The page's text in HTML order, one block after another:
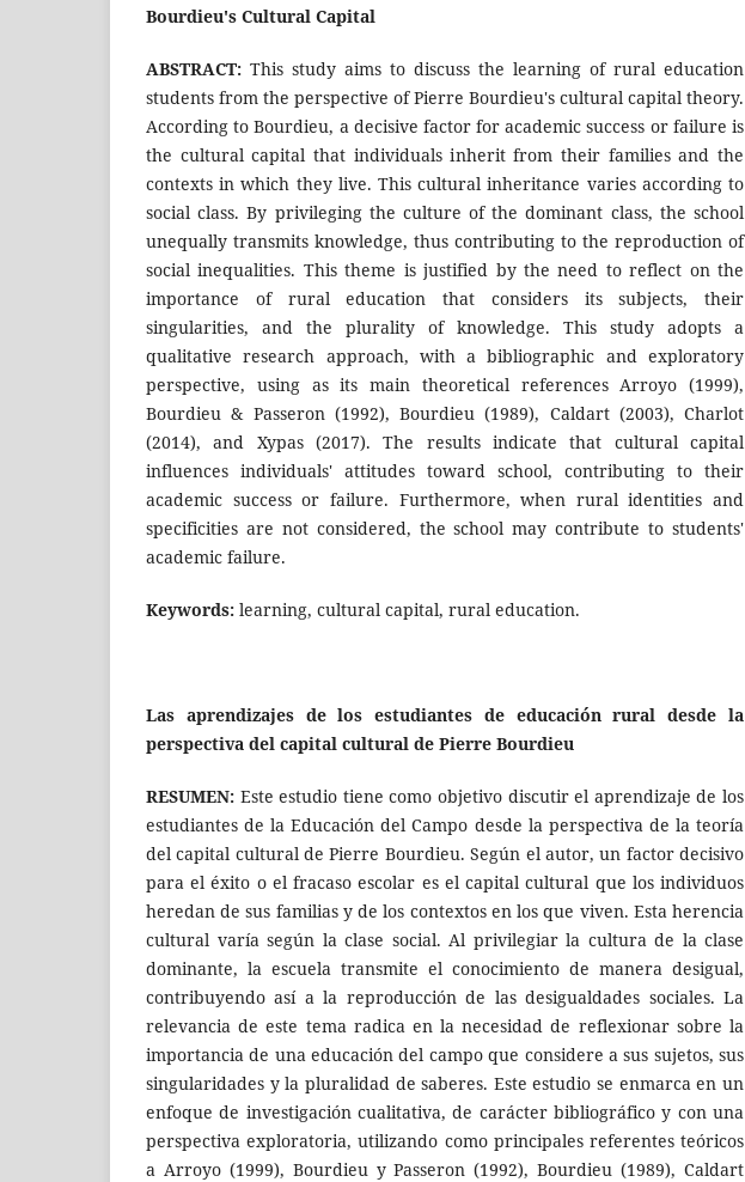
Bourdieu's Cultural Capital
ABSTRACT: This study aims to discuss the learning of rural education
students from the perspective of Pierre Bourdieu's cultural capital theory.
According to Bourdieu, a decisive factor for academic success or failure is
the cultural capital that individuals inherit from their families and the
contexts in which they live. This cultural inheritance varies according to
social class. By privileging the culture of the dominant class, the school
unequally transmits knowledge, thus contributing to the reproduction of
social inequalities. This theme is justified by the need to reflect on the
importance of rural education that considers its subjects, their
singularities, and the plurality of knowledge. This study adopts a
qualitative research approach, with a bibliographic and exploratory
perspective, using as its main theoretical references Arroyo (1999),
Bourdieu & Passeron (1992), Bourdieu (1989), Caldart (2003), Charlot
(2014), and Xypas (2017). The results indicate that cultural capital
influences individuals' attitudes toward school, contributing to their
academic success or failure. Furthermore, when rural identities and
specificities are not considered, the school may contribute to students'
academic failure.
Keywords: learning, cultural capital, rural education.
Las aprendizajes de los estudiantes de educación rural desde la
perspectiva del capital cultural de Pierre Bourdieu
RESUMEN: Este estudio tiene como objetivo discutir el aprendizaje de los
estudiantes de la Educación del Campo desde la perspectiva de la teoría
del capital cultural de Pierre Bourdieu. Según el autor, un factor decisivo
para el éxito o el fracaso escolar es el capital cultural que los individuos
heredan de sus familias y de los contextos en los que viven. Esta herencia
cultural varía según la clase social. Al privilegiar la cultura de la clase
dominante, la escuela transmite el conocimiento de manera desigual,
contribuyendo así a la reproducción de las desigualdades sociales. La
relevancia de este tema radica en la necesidad de reflexionar sobre la
importancia de una educación del campo que considere a sus sujetos, sus
singularidades y la pluralidad de saberes. Este estudio se enmarca en un
enfoque de investigación cualitativa, de carácter bibliográfico y con una
perspectiva exploratoria, utilizando como principales referentes teóricos
a Arroyo (1999), Bourdieu y Passeron (1992), Bourdieu (1989), Caldart